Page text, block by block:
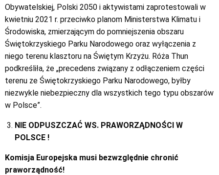
Obywatelskiej, Polski 2050 i aktywistami zaprotestowali w
kwietniu 2021 r. przeciwko planom Ministerstwa Klimatu i
Środowiska, zmierzającym do pomniejszenia obszaru
Świętokrzyskiego Parku Narodowego oraz wyłączenia z
niego terenu klasztoru na Świętym Krzyżu. Róża Thun
podkreśliła, że „precedens związany z odłączeniem części
terenu ze Świętokrzyskiego Parku Narodowego, byłby
niezwykle niebezpieczny dla wszystkich tego typu obszarów
w Polsce”.
NIE ODPUSZCZAĆ WS. PRAWORZĄDNOŚCI W
POLSCE !
Komisja Europejska musi bezwzględnie chronić
praworządność!